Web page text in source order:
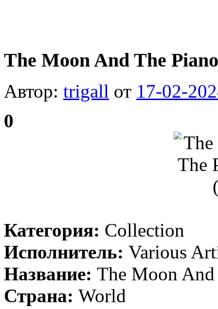
The Moon And The
Автор: trigall от 17-02-
0
Категория: Collection
Исполнитель: Various
Название: The Moon
Страна: World